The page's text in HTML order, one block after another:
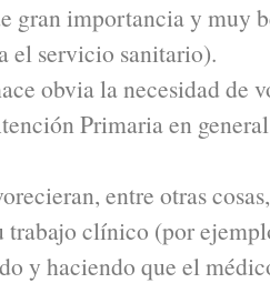
gran importancia y muy
el servicio sanitario).
obvia la necesidad de
Primaria en
entre otras
trabajo clínico (por
y haciendo que el